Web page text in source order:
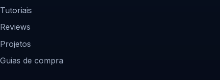
Tutoriais
Reviews
Projetos
Guias de compra